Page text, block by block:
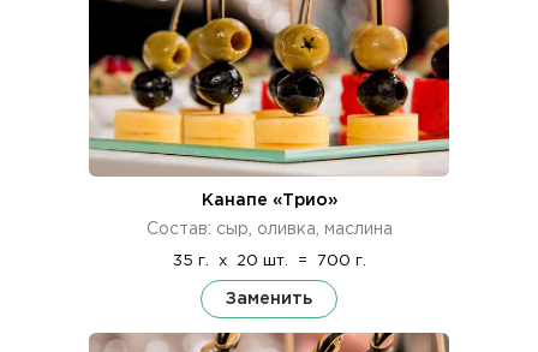
Канапе «Трио»
Состав: сыр, оливка, маслина
35 г. x 20 шт. = 700 г.
Заменить